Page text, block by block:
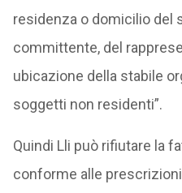
residenza o domicilio del
committente, del
ubicazione della stabile
soggetti non residenti”.
Quindi Lli può rifiutare la
conforme alle